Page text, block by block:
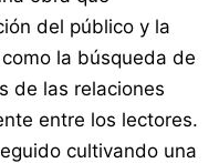
del público y la
la búsqueda de
de las relaciones
entre los lectores.
cultivando una